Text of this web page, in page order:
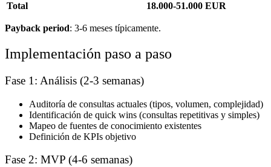
Total
18.000-51.000 EUR
Payback period: 3-6 meses típicamente.
Implementación paso a paso
Fase 1: Análisis (2-3 semanas)
Auditoría de consultas actuales (tipos, volumen, complejidad)
Identificación de quick wins (consultas repetitivas y simples)
Mapeo de fuentes de conocimiento existentes
Definición de KPIs objetivo
Fase 2: MVP (4-6 semanas)